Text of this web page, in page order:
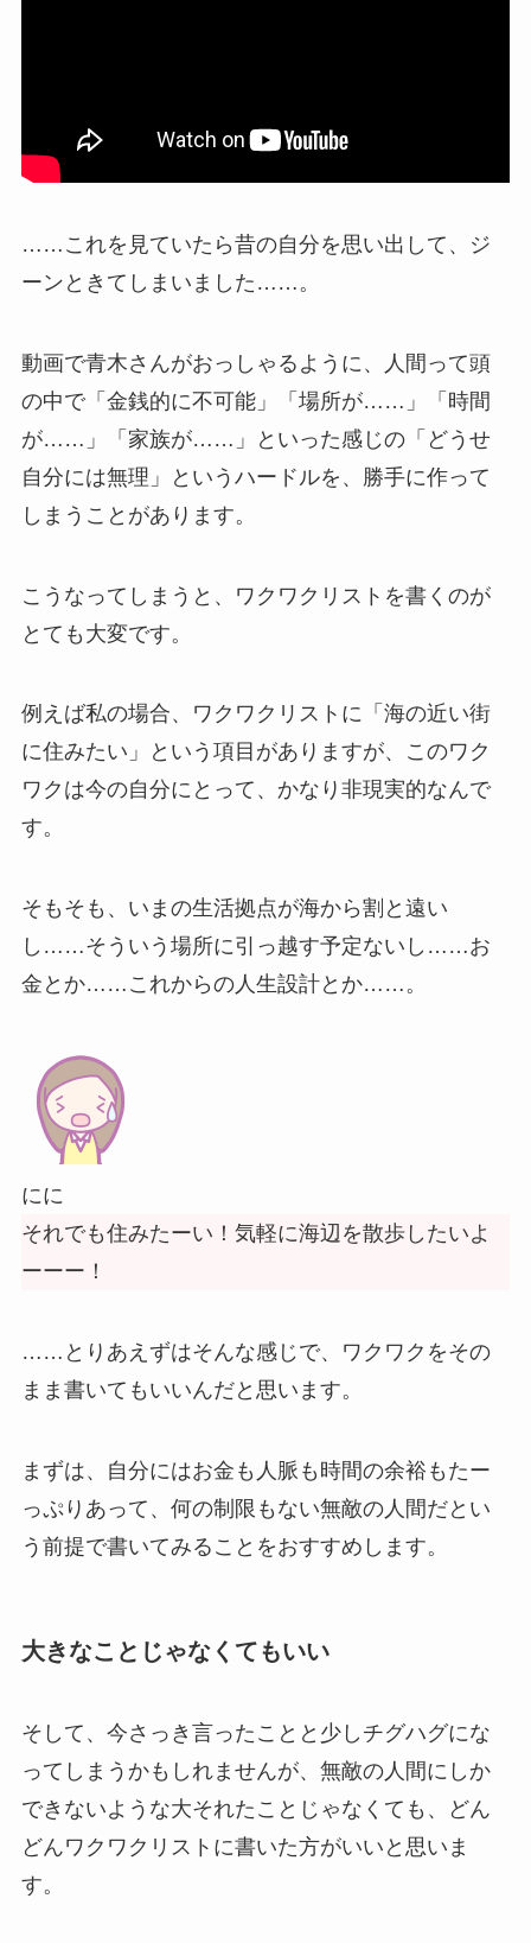
……これを見ていたら昔の自分を思い出して、ジ
ーンときてしまいました……。
動画で青木さんがおっしゃるように、人間って頭
の中で「金銭的に不可能」「場所が……」「時間
が……」「家族が……」といった感じの「どうせ
自分には無理」というハードルを、勝手に作って
しまうことがあります。
こうなってしまうと、ワクワクリストを書くのが
とても大変です。
例えば私の場合、ワクワクリストに「海の近い街
に住みたい」という項目がありますが、このワク
ワクは今の自分にとって、かなり非現実的なんで
す。
そもそも、いまの生活拠点が海から割と遠い
し……そういう場所に引っ越す予定ないし……お
金とか……これからの人生設計とか……。
にに
それでも住みたーい！気軽に海辺を散歩したいよ
ーーー！
……とりあえずはそんな感じで、ワクワクをその
まま書いてもいいんだと思います。
まずは、自分にはお金も人脈も時間の余裕もたー
っぷりあって、何の制限もない無敵の人間だとい
う前提で書いてみることをおすすめします。
大きなことじゃなくてもいい
そして、今さっき言ったことと少しチグハグにな
ってしまうかもしれませんが、無敵の人間にしか
できないような大それたことじゃなくても、どん
どんワクワクリストに書いた方がいいと思いま
す。